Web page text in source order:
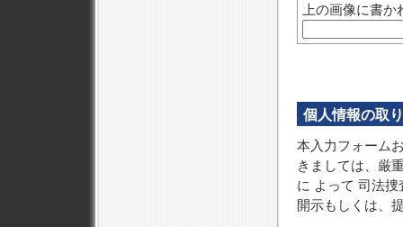
上の画像に書
個人情報の取
本入力フォーム
きましては、厳
に よって 司法
開示もしくは、